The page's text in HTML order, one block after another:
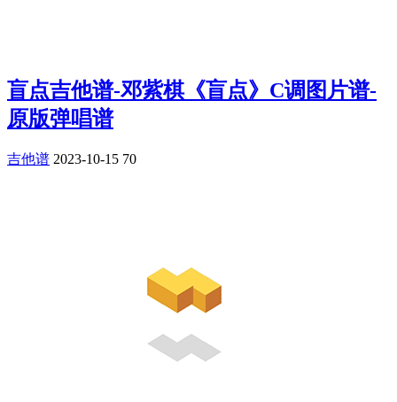
盲点吉他谱-邓紫棋《盲点》C调图片谱-
原版弹唱谱
吉他谱 2023-10-15 70